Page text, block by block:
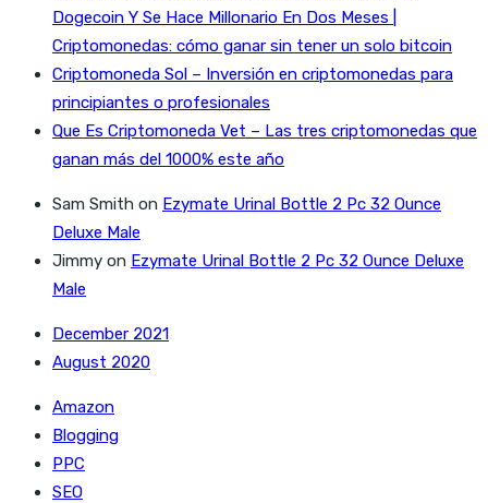
Dogecoin Y Se Hace Millonario En Dos Meses |
Criptomonedas: cómo ganar sin tener un solo bitcoin
Criptomoneda Sol – Inversión en criptomonedas para
principiantes o profesionales
Que Es Criptomoneda Vet – Las tres criptomonedas que
ganan más del 1000% este año
Sam Smith on Ezymate Urinal Bottle 2 Pc 32 Ounce
Deluxe Male
Jimmy on Ezymate Urinal Bottle 2 Pc 32 Ounce Deluxe
Male
December 2021
August 2020
Amazon
Blogging
PPC
SEO